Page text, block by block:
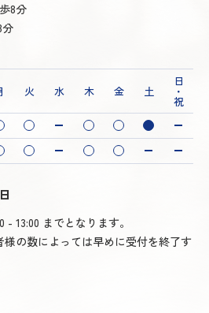
8分
分
火 水 木 金 土
日
・
祝
13:00 までとなります。
の数によっては早めに受付を終了す